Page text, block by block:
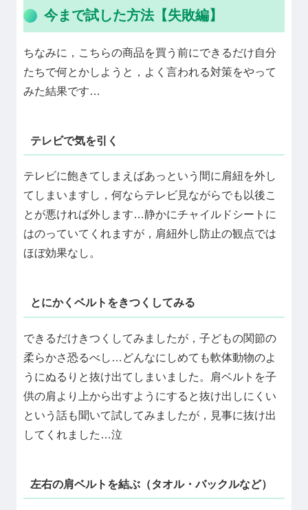
今まで試した方法【失敗編】
ちなみに，こちらの商品を買う前にできるだけ自分
たちで何とかしようと，よく言われる対策をやって
みた結果です…
テレビで気を引く
テレビに飽きてしまえばあっという間に肩紐を外し
てしまいますし，何ならテレビ見ながらでも以後こ
とが悪ければ外します…静かにチャイルドシートに
はのっていてくれますが，肩紐外し防止の観点では
ほぼ効果なし。
とにかくベルトをきつくしてみる
できるだけきつくしてみましたが，子どもの関節の
柔らかさ恐るべし…どんなにしめても軟体動物のよ
うにぬるりと抜け出てしまいました。肩ベルトを子
供の肩より上から出すようにすると抜け出しにくい
という話も聞いて試してみましたが，見事に抜け出
してくれました…泣
左右の肩ベルトを結ぶ（タオル・バックルなど）